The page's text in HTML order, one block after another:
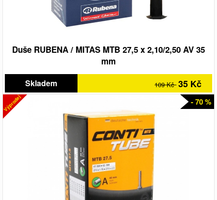
Duše RUBENA / MITAS MTB 27,5 x 2,10/2,50 AV 35
mm
Skladem 109 Kč 35 Kč
Výprodej - 70 %